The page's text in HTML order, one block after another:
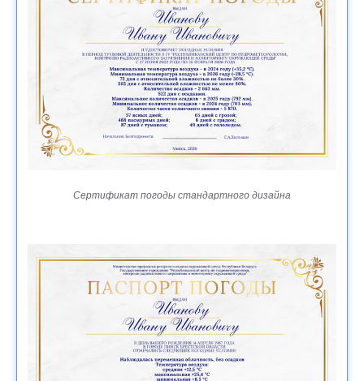
Сертификат погоды стандартного дизайна